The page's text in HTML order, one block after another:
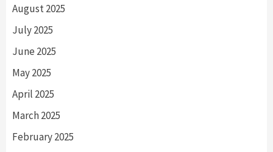
August 2025
July 2025
June 2025
May 2025
April 2025
March 2025
February 2025